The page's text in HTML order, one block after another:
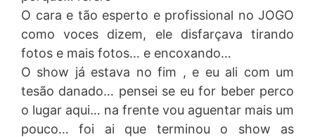
O cara e tão esperto e profissional no JOGO
como voces dizem, ele disfarçava tirando
fotos e mais fotos… e encoxando…
O show já estava no fim , e eu ali com um
tesão danado… pensei se eu for beber perco
o lugar aqui… na frente vou aguentar mais um
pouco… foi ai que terminou o show as